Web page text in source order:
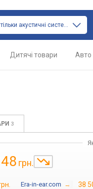
тільки акустичні системи
Дитячі товари Авто
3
грн.
Era-in-ear.com → 38